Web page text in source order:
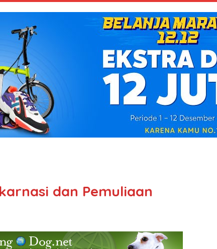
dan Pemuliaan